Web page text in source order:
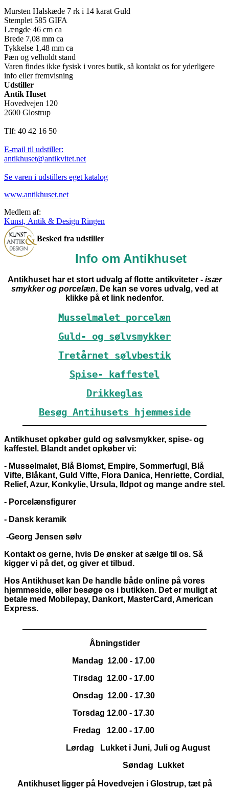
Mursten Halskæde 7 rk i 14 karat Guld
Stemplet 585 GIFA
Længde 46 cm ca
Brede 7,08 mm ca
Tykkelse 1,48 mm ca
Pæn og velholdt stand
Varen findes ikke fysisk i vores butik, så kontakt os for yderligere
info eller fremvisning
Udstiller
Antik Huset
Hovedvejen 120
2600 Glostrup
Tlf: 40 42 16 50
E-mail til udstiller:
antikhuset@antikvitet.net
Se varen i udstillers eget katalog
www.antikhuset.net
Medlem af:
Kunst, Antik & Design Ringen
Besked fra udstiller
Info om Antikhuset
Antikhuset har et stort udvalg af flotte antikviteter - især
smykker og porcelæn. De kan se vores udvalg, ved at
klikke på et link nedenfor.
Musselmalet porcelæn
Guld- og sølvsmykker
Tretårnet sølvbestik
Spise- kaffestel
Drikkeglas
Besøg Antihusets hjemmeside
Antikhuset opkøber guld og sølvsmykker, spise- og
kaffestel. Blandt andet opkøber vi:
- Musselmalet, Blå Blomst, Empire, Sommerfugl, Blå
Vifte, Blåkant, Guld Vifte, Flora Danica, Henriette, Cordial,
Relief, Azur, Konkylie, Ursula, Ildpot og mange andre stel.
- Porcelænsfigurer
- Dansk keramik
-Georg Jensen sølv
Kontakt os gerne, hvis De ønsker at sælge til os. Så
kigger vi på det, og giver et tilbud.
Hos Antikhuset kan De handle både online på vores
hjemmeside, eller besøge os i butikken. Det er muligt at
betale med Mobilepay, Dankort, MasterCard, American
Express.
Åbningstider
Mandag 12.00 - 17.00
Tirsdag 12.00 - 17.00
Onsdag 12.00 - 17.30
Torsdag 12.00 - 17.30
Fredag 12.00 - 17.00
Lørdag Lukket i Juni, Juli og August
Søndag Lukket
Antikhuset ligger på Hovedvejen i Glostrup, tæt på